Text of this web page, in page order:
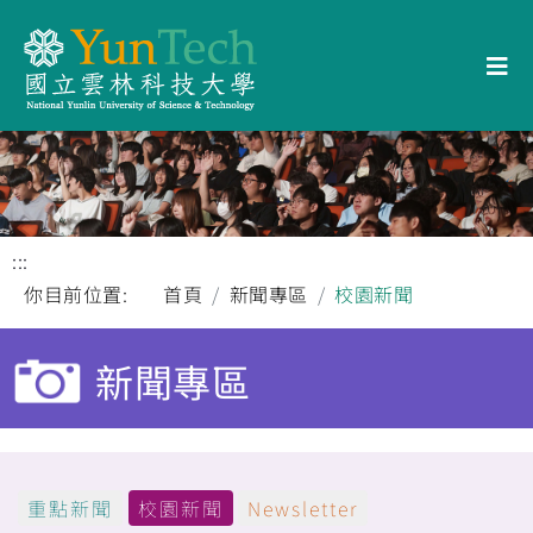
:::
你目前位置:
首頁 新聞專區 校園新聞
新聞專區
重點新聞 校園新聞 Newsletter